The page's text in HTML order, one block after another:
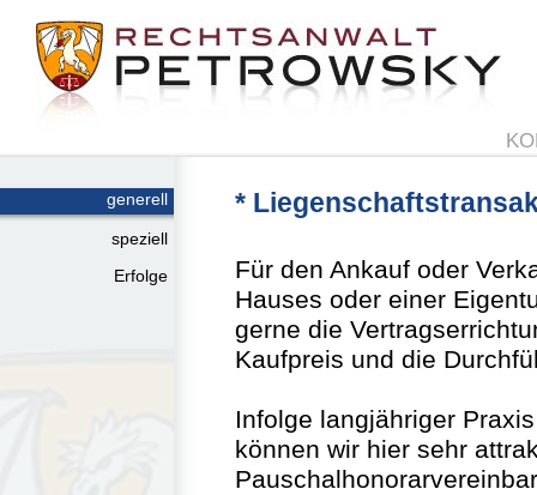
generell
speziell
Erfolge
*
Für den Ankauf oder
Hauses oder einer
gerne die
Kaufpreis und die
Infolge langjähriger
können wir hier sehr